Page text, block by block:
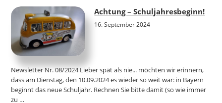
Achtung – Schuljahresbeginn!
16. September 2024
Newsletter Nr. 08/2024 Lieber spät als nie... möchten wir erinnern,
dass am Dienstag, den 10.09.2024 es wieder so weit war: in Bayern
beginnt das neue Schuljahr. Rechnen Sie bitte damit (so wie immer
zu …